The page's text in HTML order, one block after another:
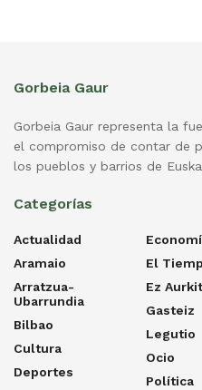
Gorbeia Gaur
Gorbeia Gaur representa la
el compromiso de contar de
los pueblos y barrios de
Categorías
Actualidad
Aramaio
Arratzua-
Ubarrundia
Bilbao
Cultura
Deportes
El
Ez
Gasteiz
Legutio
Ocio
Política